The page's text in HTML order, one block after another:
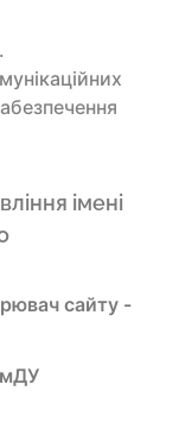
імені
сайту -